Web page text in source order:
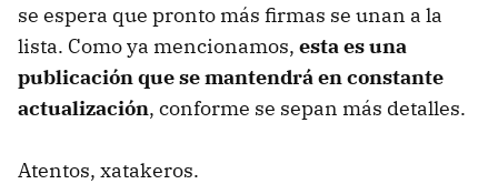
se espera que pronto más firmas se unan a la
lista. Como ya mencionamos, esta es una
publicación que se mantendrá en constante
actualización, conforme se sepan más detalles.
Atentos, xatakeros.